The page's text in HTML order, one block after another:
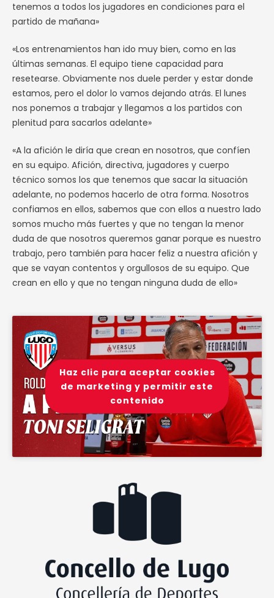
tenemos a todos los jugadores en condiciones para el
partido de mañana»
«Los entrenamientos han ido muy bien, como en las
últimas semanas. El equipo tiene capacidad para
resetearse. Obviamente nos duele perder y estar donde
estamos, pero el dolor lo vamos dejando atrás. El lunes
nos ponemos a trabajar y llegamos a los partidos con
plenitud para sacarlos adelante»
«A la afición le diría que crean en nosotros, que confíen
en su equipo. Afición, directiva, jugadores y cuerpo
técnico somos los que tenemos que sacar la situación
adelante, no podemos hacerlo de otra forma. Nosotros
confiamos en ellos, sabemos que con ellos a nuestro lado
somos mucho más fuertes y que no tengan la menor
duda de que nosotros queremos ganar porque es nuestro
trabajo, pero también para hacer feliz a nuestra afición y
que se vayan contentos y orgullosos de su equipo. Que
crean en ello y que no tengan ninguna duda de ello»
Haz clic para aceptar cookies
de marketing y permitir este
contenido